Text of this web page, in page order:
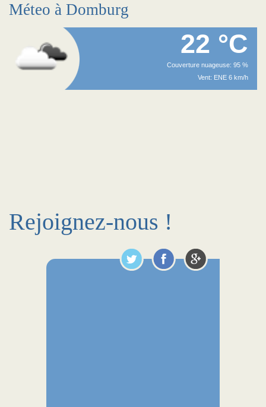
Méteo à Domburg
22 °C
Couverture nuageuse: 95 %
Vent: ENE 6 km/h
Rejoignez-nous !